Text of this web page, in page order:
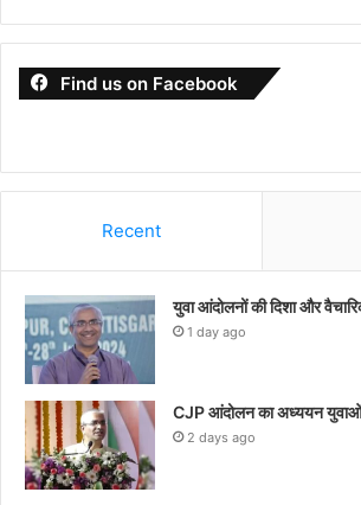
Find us on Facebook
Recent
युवा आंदोलनों की दिशा और
1 day ago
CJP आंदोलन का अध्ययन
2 days ago